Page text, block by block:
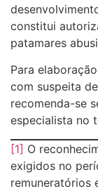
constitui
patamares
Para
com suspeita
recomenda-se
especialista no
[1] O
exigidos no
remuneratórios